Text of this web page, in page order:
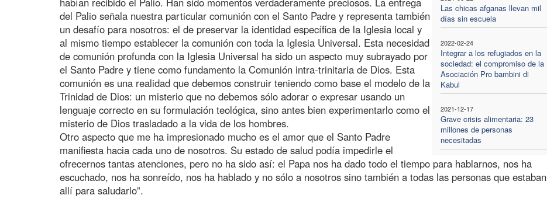
Las chicas afganas llevan mil
días sin escuela
2022-02-24
Integrar a los refugiados en la
sociedad: el compromiso de la
Asociación Pro bambini di
Kabul
2021-12-17
Grave crisis alimentaria: 23
millones de personas
necesitadas
del Palio señala nuestra particular comunión con el Santo Padre y representa también
un desafío para nosotros: el de preservar la identidad específica de la Iglesia local y
al mismo tiempo establecer la comunión con toda la Iglesia Universal. Esta necesidad
de comunión profunda con la Iglesia Universal ha sido un aspecto muy subrayado por
el Santo Padre y tiene como fundamento la Comunión intra-trinitaria de Dios. Esta
comunión es una realidad que debemos construir teniendo como base el modelo de la
Trinidad de Dios: un misterio que no debemos sólo adorar o expresar usando un
lenguaje correcto en su formulación teológica, sino antes bien experimentarlo como el
misterio de Dios trasladado a la vida de los hombres.
Otro aspecto que me ha impresionado mucho es el amor que el Santo Padre
manifiesta hacia cada uno de nosotros. Su estado de salud podía impedirle el
ofrecernos tantas atenciones, pero no ha sido así: el Papa nos ha dado todo el tiempo para hablarnos, nos ha
escuchado, nos ha sonreído, nos ha hablado y no sólo a nosotros sino también a todas las personas que estaban
allí para saludarlo”.